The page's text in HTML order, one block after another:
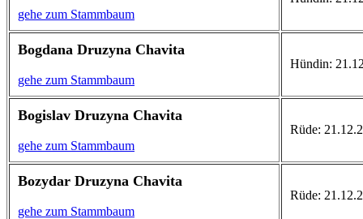
gehe zum Stammbaum
Bogdana Druzyna Chavita
gehe zum Stammbaum
Hündin:
Bogislav Druzyna Chavita
gehe zum Stammbaum
Rüde:
Bozydar Druzyna Chavita
gehe zum Stammbaum
Rüde: